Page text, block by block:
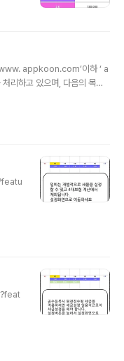
appkoon.com’이하 ‘ a
리하고 있으며, 다음의 목적
: 구글 이메일 주소3. 개인
개인정보 보유․이용기간 내
처리 및 보유 기간은 다음과